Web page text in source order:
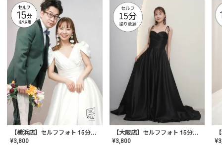
【横浜店】セルフフォト 15分撮り放題プラン
¥3,800
【大阪店】セルフフォト 15分撮り放題プラン
¥3,800 ¥